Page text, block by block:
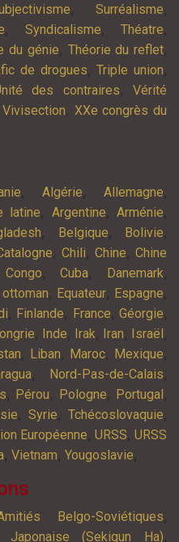
,Surréalisme,
, Syndicalisme,Théatre,
du génie, Théorie du reflet,
de drogues,Triple union,
des contraires,Vérité
Vivisection, XXe congrès du
, Algérie, Allemagne,
latine, Argentine, Arménie,
, Belgique, Bolivie,
, Chili, Chine, Chine
Congo,Cuba, Danemark,
ottoman, Equateur, Espagne,
, Finlande, France,Géorgie,
, Inde, Irak, Iran, Israël ,
, Liban, Maroc, Mexique,
, Nord-Pas-de-Calais,
, Pérou, Pologne, Portugal ,
, Syrie, Tchécoslovaquie,
Européenne, URSS,URSS
, Vietnam, Yougoslavie,
Belgo-Soviétiques,
Japonaise (Sekigun Ha),